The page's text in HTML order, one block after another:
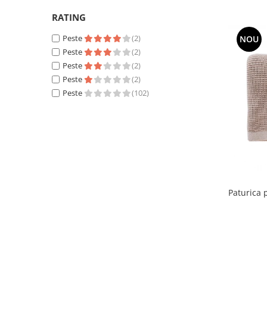
RATING
Peste
(2)
Peste
(2)
Peste
(2)
Peste
(2)
Peste
(102)
NOU
Paturica pentru Infasat, 100% bambus 90